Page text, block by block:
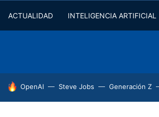
ACTUALIDAD INTELIGENCIA ARTIFICIAL
HOY SE HABLA DE
OpenAI Steve Jobs Generación Z